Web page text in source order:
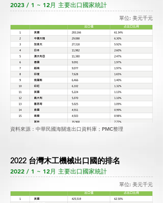
2023 / 1 ~ 12月 主要出口國家統計
單位: 美元千元
資料來源：中華民國海關進出口資料庫；PMC整理
2022 台灣木工機械出口國的排名
2022 / 1 ~ 12月 主要出口國家統計
單位: 美元千元